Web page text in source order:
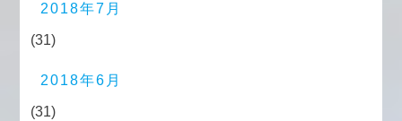
2018年7月
(31)
2018年6月
(31)